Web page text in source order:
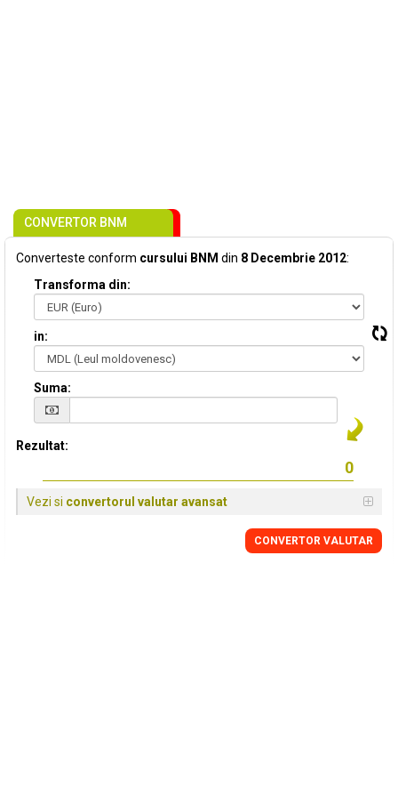
CONVERTOR BNM
Converteste conform cursului BNM din 8 Decembrie 2012:
Transforma din:
in:
Suma:
Rezultat:
Vezi si convertorul valutar avansat
CONVERTOR VALUTAR